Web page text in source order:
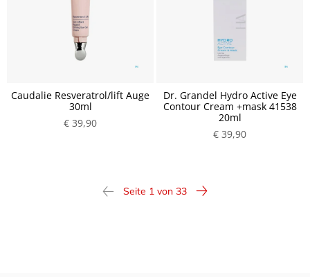
Caudalie Resveratrol/lift Auge
30ml
€ 39,90
Dr. Grandel Hydro Active Eye
Contour Cream +mask 41538
20ml
€ 39,90
Seite 1 von 33